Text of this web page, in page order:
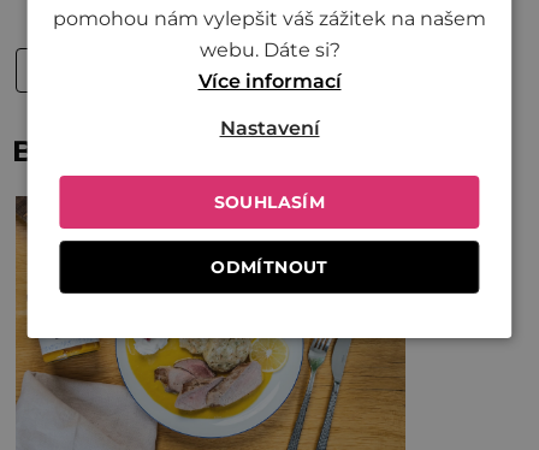
Bude vám také chutnat
pomohou nám vylepšit váš zážitek na našem
webu. Dáte si?
Více informací
SOUHLASÍM
ODMÍTNOUT
Nastavení